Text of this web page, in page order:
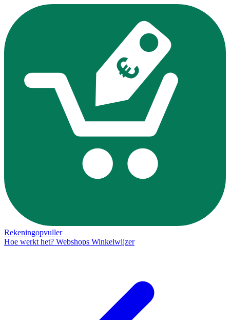
Rekeningopvuller
Hoe werkt het? Webshops Winkelwijzer